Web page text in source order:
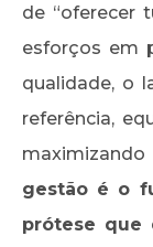
de “oferecer
esforços em
qualidade, o
referência,
maximizando
gestão é o
prótese que